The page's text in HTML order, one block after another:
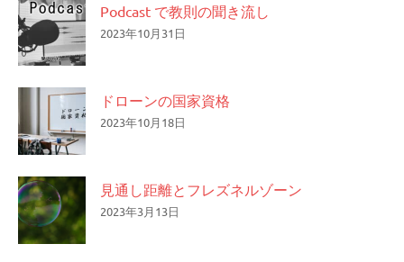
Podcast で教則の聞き流し
2023年10月31日
ドローンの国家資格
2023年10月18日
見通し距離とフレズネルゾーン
2023年3月13日